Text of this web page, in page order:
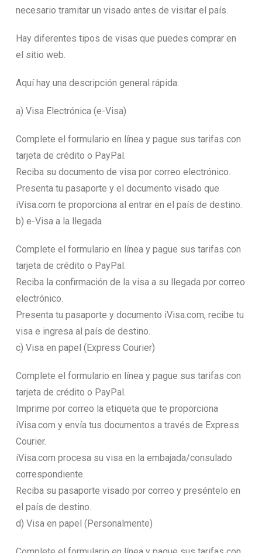
necesario tramitar un visado antes de visitar el país.
Hay diferentes tipos de visas que puedes comprar en
el sitio web.
Aquí hay una descripción general rápida:
a) Visa Electrónica (e-Visa)
Complete el formulario en línea y pague sus tarifas con
tarjeta de crédito o PayPal.
Reciba su documento de visa por correo electrónico.
Presenta tu pasaporte y el documento visado que
iVisa.com te proporciona al entrar en el país de destino.
b) e-Visa a la llegada
Complete el formulario en línea y pague sus tarifas con
tarjeta de crédito o PayPal.
Reciba la confirmación de la visa a su llegada por correo
electrónico.
Presenta tu pasaporte y documento iVisa.com, recibe tu
visa e ingresa al país de destino.
c) Visa en papel (Express Courier)
Complete el formulario en línea y pague sus tarifas con
tarjeta de crédito o PayPal.
Imprime por correo la etiqueta que te proporciona
iVisa.com y envía tus documentos a través de Express
Courier.
iVisa.com procesa su visa en la embajada/consulado
correspondiente.
Reciba su pasaporte visado por correo y preséntelo en
el país de destino.
d) Visa en papel (Personalmente)